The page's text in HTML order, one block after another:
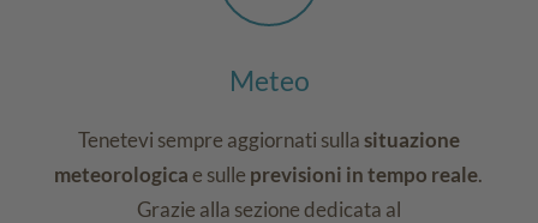
Meteo
Tenetevi sempre aggiornati sullasituazione
meteorologicae sulle previsioni in tempo reale.
Grazie alla sezione dedicata al